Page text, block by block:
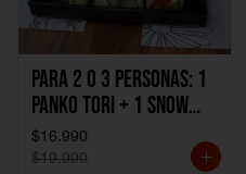
Para 2 o 3 personas: 1
Panko Tori + 1 Snow
Ebi Cheese + 1
California Sake Cheese
$16.990
$19.990